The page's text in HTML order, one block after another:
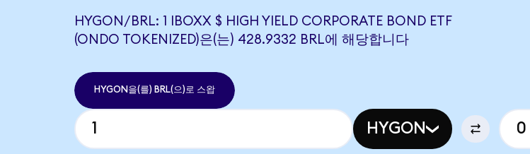
HYGON/BRL: 1 IBOXX $ HIGH YIELD CORPORATE BOND ETF
(ONDO TOKENIZED)은(는) 428.9332 BRL에 해당합니다
HYGON을(를) BRL(으)로 스왑
HYGON